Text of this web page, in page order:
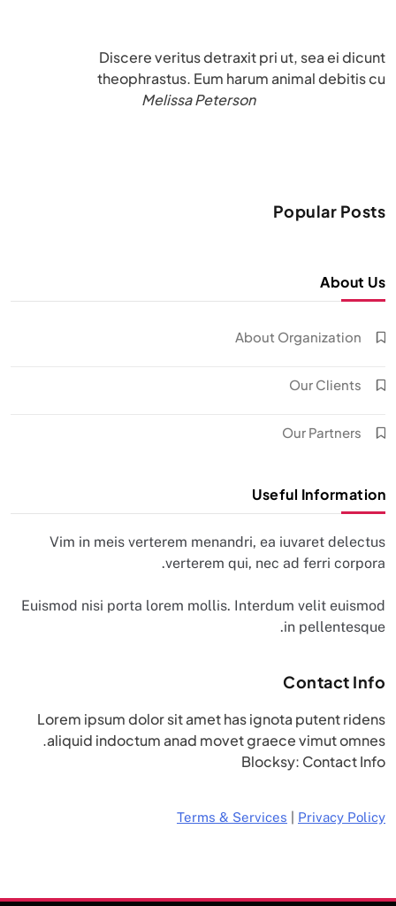
Discere veritus detraxit pri ut, sea ei dicunt
theophrastus. Eum harum animal debitis cu
Melissa Peterson
Popular Posts
About Us
About Organization
Our Clients
Our Partners
Useful Information
Vim in meis verterem menandri, ea iuvaret delectus
verterem qui, nec ad ferri corpora.
Euismod nisi porta lorem mollis. Interdum velit euismod
in pellentesque.
Contact Info
Lorem ipsum dolor sit amet has ignota putent ridens
aliquid indoctum anad movet graece vimut omnes.
Blocksy: Contact Info
Terms & Services Privacy Policy